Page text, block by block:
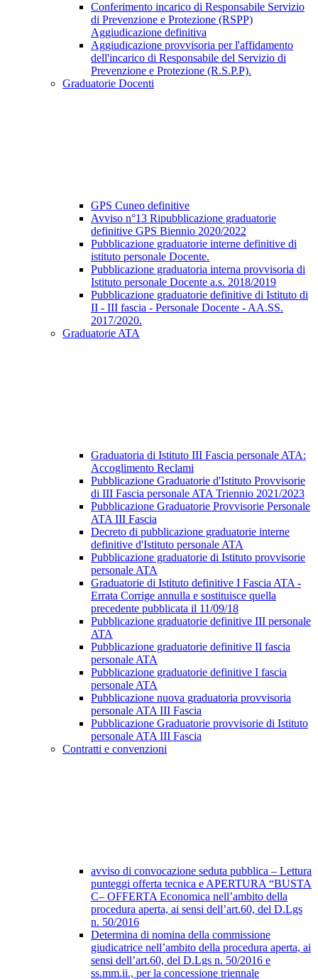
Conferimento incarico di Responsabile Servizio
di Prevenzione e Protezione (RSPP)
Aggiudicazione definitiva
Aggiudicazione provvisoria per l'affidamento
dell'incarico di Responsabile del Servizio di
Prevenzione e Protezione (R.S.P.P).
Graduatorie Docenti
GPS Cuneo definitive
Avviso n°13 Ripubblicazione graduatorie
definitive GPS Biennio 2020/2022
Pubblicazione graduatorie interne definitive di
istituto personale Docente.
Pubblicazione graduatoria interna provvisoria di
Istituto personale Docente a.s. 2018/2019
Pubblicazione graduatorie definitive di Istituto di
II - III fascia - Personale Docente - AA.SS.
2017/2020.
Graduatorie ATA
Graduatoria di Istituto III Fascia personale ATA:
Accoglimento Reclami
Pubblicazione Graduatorie d'Istituto Provvisorie
di III Fascia personale ATA Triennio 2021/2023
Pubblicazione Graduatorie Provvisorie Personale
ATA III Fascia
Decreto di pubblicazione graduatorie interne
definitive d'Istituto personale ATA
Pubblicazione graduatorie di Istituto provvisorie
personale ATA
Graduatorie di Istituto definitive I Fascia ATA -
Errata Corrige annulla e sostituisce quella
precedente pubblicata il 11/09/18
Pubblicazione graduatorie definitive III personale
ATA
Pubblicazione graduatorie definitive II fascia
personale ATA
Pubblicazione graduatorie definitive I fascia
personale ATA
Pubblicazione nuova graduatoria provvisoria
personale ATA III Fascia
Pubblicazione Graduatorie provvisorie di Istituto
personale ATA III Fascia
Contratti e convenzioni
avviso di convocazione seduta pubblica – Lettura
punteggi offerta tecnica e APERTURA “BUSTA
C– OFFERTA Economica nell’ambito della
procedura aperta, ai sensi dell’art.60, del D.Lgs
n. 50/2016
Determina di nomina della commissione
giudicatrice nell’ambito della procedura aperta, ai
sensi dell’art.60, del D.Lgs n. 50/2016 e
ss.mm.ii., per la concessione triennale